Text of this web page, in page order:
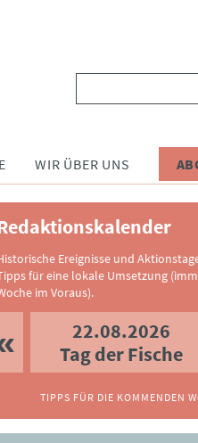
WIR ÜBER UNS
Ereignisse und
für eine lokale Umsetzung
im Voraus).
22.08.2026
Tag der Fische
TIPPS FÜR DIE KOMMENDEN